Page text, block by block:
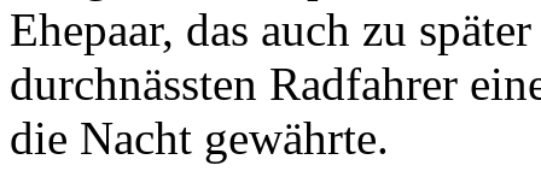
Ehepaar, das auch zu
durchnässten Radfahrer
die Nacht gewährte.